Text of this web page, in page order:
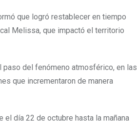
que logró restablecer en tiempo
Melissa, que impactó el territorio
paso del fenómeno atmosférico, en las
que incrementaron de manera
día 22 de octubre hasta la mañana